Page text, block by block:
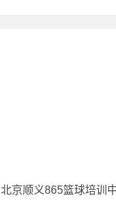
北京顺义865篮球培训